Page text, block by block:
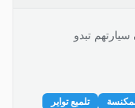
تبدو
تلميع تواير